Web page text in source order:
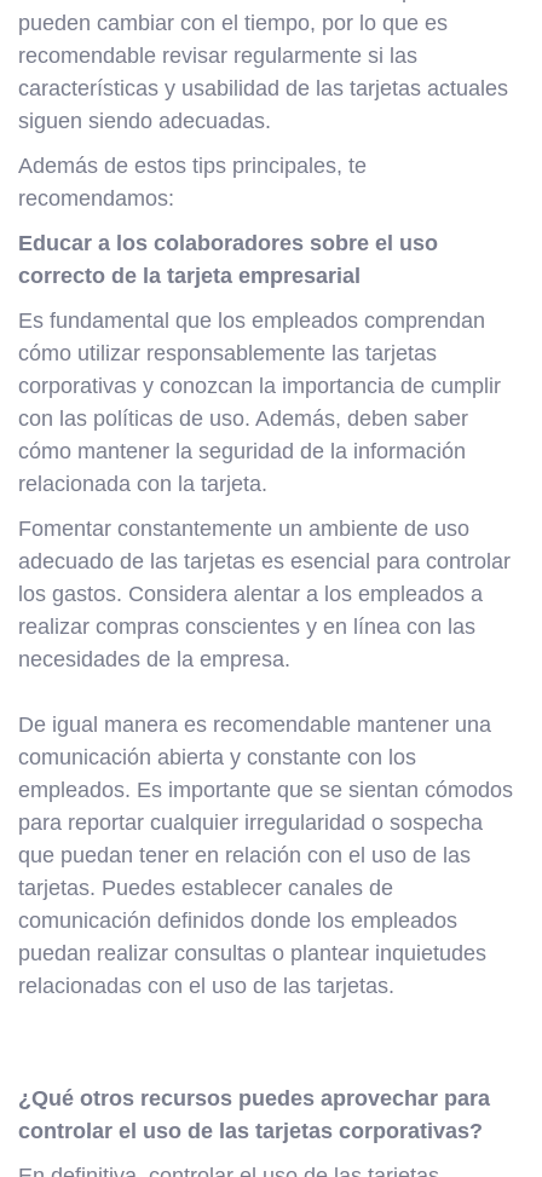
pueden cambiar con el tiempo, por lo que es
recomendable revisar regularmente si las
características y usabilidad de las tarjetas actuales
siguen siendo adecuadas.
Además de estos tips principales, te
recomendamos:
Educar a los colaboradores sobre el uso
correcto de la tarjeta empresarial
Es fundamental que los empleados comprendan
cómo utilizar responsablemente las tarjetas
corporativas y conozcan la importancia de cumplir
con las políticas de uso. Además, deben saber
cómo mantener la seguridad de la información
relacionada con la tarjeta.
Fomentar constantemente un ambiente de uso
adecuado de las tarjetas es esencial para controlar
los gastos. Considera alentar a los empleados a
realizar compras conscientes y en línea con las
necesidades de la empresa.
De igual manera es recomendable mantener una
comunicación abierta y constante con los
empleados. Es importante que se sientan cómodos
para reportar cualquier irregularidad o sospecha
que puedan tener en relación con el uso de las
tarjetas. Puedes establecer canales de
comunicación definidos donde los empleados
puedan realizar consultas o plantear inquietudes
relacionadas con el uso de las tarjetas.
¿Qué otros recursos puedes aprovechar para
controlar el uso de las tarjetas corporativas?